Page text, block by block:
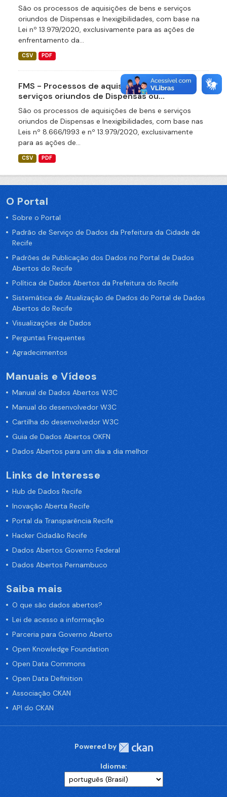
São os processos de aquisições de bens e serviços
oriundos de Dispensas e Inexigibilidades, com base na
Lei nº 13.979/2020, exclusivamente para as ações de
enfrentamento da...
CSV PDF
FMS - Processos de aquisições de bens e
serviços oriundos de Dispensas ou...
São os processos de aquisições de bens e serviços
oriundos de Dispensas e Inexigibilidades, com base nas
Leis nº 8.666/1993 e nº 13.979/2020, exclusivamente
para as ações de...
CSV PDF
O Portal
Sobre o Portal
Padrão de Serviço de Dados da Prefeitura da Cidade de
Recife
Padrões de Publicação dos Dados no Portal de Dados
Abertos do Recife
Política de Dados Abertos da Prefeitura do Recife
Sistemática de Atualização de Dados do Portal de Dados
Abertos do Recife
Visualizações de Dados
Perguntas Frequentes
Agradecimentos
Manuais e Vídeos
Manual de Dados Abertos W3C
Manual do desenvolvedor W3C
Cartilha do desenvolvedor W3C
Guia de Dados Abertos OKFN
Dados Abertos para um dia a dia melhor
Links de Interesse
Hub de Dados Recife
Inovação Aberta Recife
Portal da Transparência Recife
Hacker Cidadão Recife
Dados Abertos Governo Federal
Dados Abertos Pernambuco
Saiba mais
O que são dados abertos?
Lei de acesso a informação
Parceria para Governo Aberto
Open Knowledge Foundation
Open Data Commons
Open Data Definition
Associação CKAN
API do CKAN
Powered by
Idioma